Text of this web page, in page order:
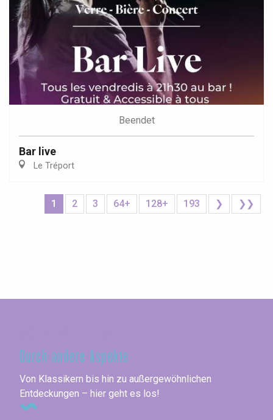
Beendet
Bar live
Le Tréport
1 2 3 64+ 128+ 193 ❯ ❯❯
Durch andere Aspekte
Von Klassikern bis hin zu außergewöhnlichen
Entdeckungen – hier geht es los!